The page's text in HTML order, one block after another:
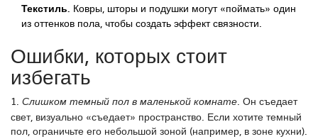
Текстиль. Ковры, шторы и подушки могут «поймать» один
из оттенков пола, чтобы создать эффект связности.
Ошибки, которых стоит
избегать
1. Слишком темный пол в маленькой комнате. Он съедает
свет, визуально «съедает» пространство. Если хотите темный
пол, ограничьте его небольшой зоной (например, в зоне кухни).